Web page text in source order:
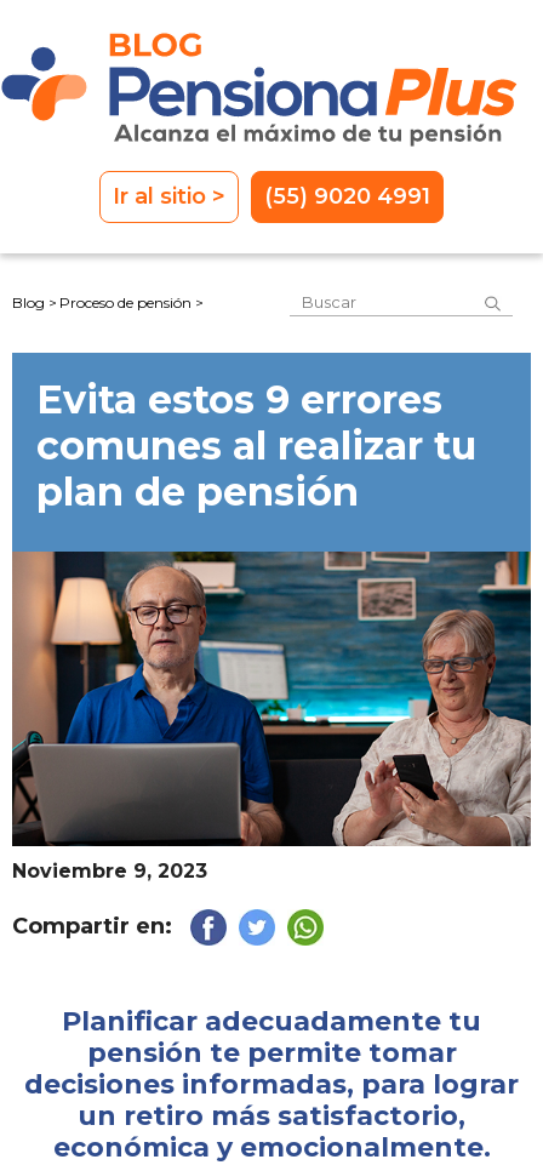
Ir al sitio > (55) 9020 4991
Blog > Proceso de pensión > Este es un campo
Evita estos 9 errores
comunes al realizar tu
plan de pensión
Noviembre 9, 2023
Compartir en:
Planificar adecuadamente tu
pensión te permite tomar
decisiones informadas, para lograr
un retiro más satisfactorio,
económica y emocionalmente.